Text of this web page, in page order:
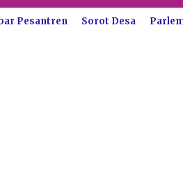
Pesantren Sorot Desa